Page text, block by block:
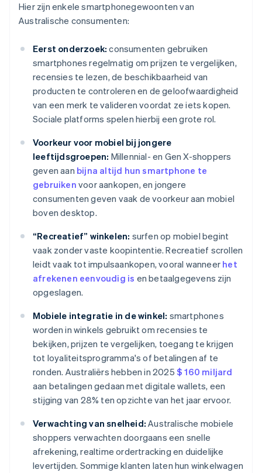
Hier zijn enkele smartphonegewoonten van
Australische consumenten:
Eerst onderzoek: consumenten gebruiken
smartphones regelmatig om prijzen te vergelijken,
recensies te lezen, de beschikbaarheid van
producten te controleren en de geloofwaardigheid
van een merk te valideren voordat ze iets kopen.
Sociale platforms spelen hierbij een grote rol.
Voorkeur voor mobiel bij jongere
leeftijdsgroepen: Millennial- en Gen X-shoppers
geven aan bijna altijd hun smartphone te
gebruiken voor aankopen, en jongere
consumenten geven vaak de voorkeur aan mobiel
boven desktop.
“Recreatief” winkelen: surfen op mobiel begint
vaak zonder vaste koopintentie. Recreatief scrollen
leidt vaak tot impulsaankopen, vooral wanneer het
afrekenen eenvoudig is en betaalgegevens zijn
opgeslagen.
Mobiele integratie in de winkel: smartphones
worden in winkels gebruikt om recensies te
bekijken, prijzen te vergelijken, toegang te krijgen
tot loyaliteitsprogramma's of betalingen af te
ronden. Australiërs hebben in 2025 $ 160 miljard
aan betalingen gedaan met digitale wallets, een
stijging van 28% ten opzichte van het jaar ervoor.
Verwachting van snelheid: Australische mobiele
shoppers verwachten doorgaans een snelle
afrekening, realtime ordertracking en duidelijke
levertijden. Sommige klanten laten hun winkelwagen